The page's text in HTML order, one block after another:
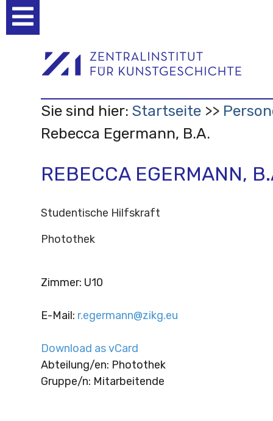
Werkzeuge
Sie sind hier: Startseite
Rebecca Egermann, B.A.
REBECCA EGERMANN,
Studentische Hilfskraft
Photothek
Zimmer: U10
E-Mail: r.egermann@zikg.eu
Download as vCard
Abteilung/en: Photothek
Gruppe/n: Mitarbeitende